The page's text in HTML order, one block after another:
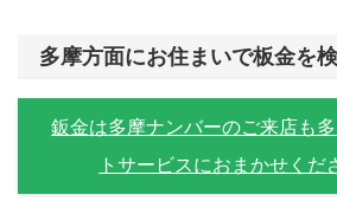
多摩方面にお住まいで板金を
鈑金は多摩ナンバーのご来店も
トサービスにおまかせくだ